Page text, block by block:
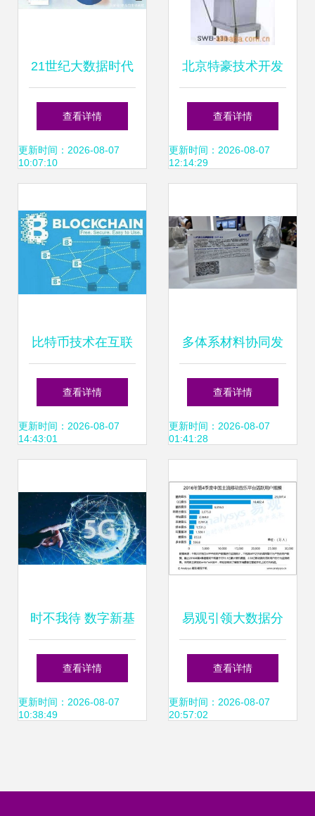
21世纪大数据时代
互联网如何成为生
活核心与数据服务
查看详情
更新时间：2026-08-07
10:07:10
北京特豪技术开发
有限责任公司肉制
品加工设备产品列
务
查看详情
更新时间：2026-08-07
12:14:29
比特币技术在互联
网数据中心的应用
与开发洞察
查看详情
更新时间：2026-08-07
14:43:01
多体系材料协同发
展 容百科技携前沿
产品亮相
开放迈向新高度
查看详情
更新时间：2026-08-07
01:41:28
时不我待 数字新基
建迎来发展窗口期
查看详情
更新时间：2026-08-07
10:38:49
易观引领大数据分
析 赋能行业互联网
挖掘数字化价值
查看详情
更新时间：2026-08-07
20:57:02